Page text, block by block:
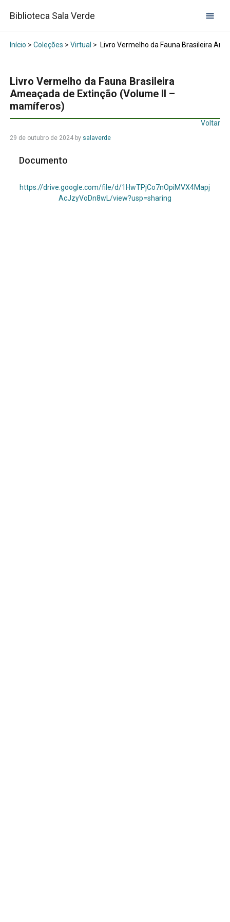
Biblioteca Sala Verde
Início > Coleções > Virtual > Livro Vermelho da Fauna Brasileira
Livro Vermelho da Fauna Brasileira
Ameaçada de Extinção (Volume II –
mamíferos)
Voltar
29 de outubro de 2024by salaverde
Documento
https://drive.google.com/file/d/1HwTPjCo7nOpiMVX4Mapj
AcJzyVoDn8wL/view?usp=sharing